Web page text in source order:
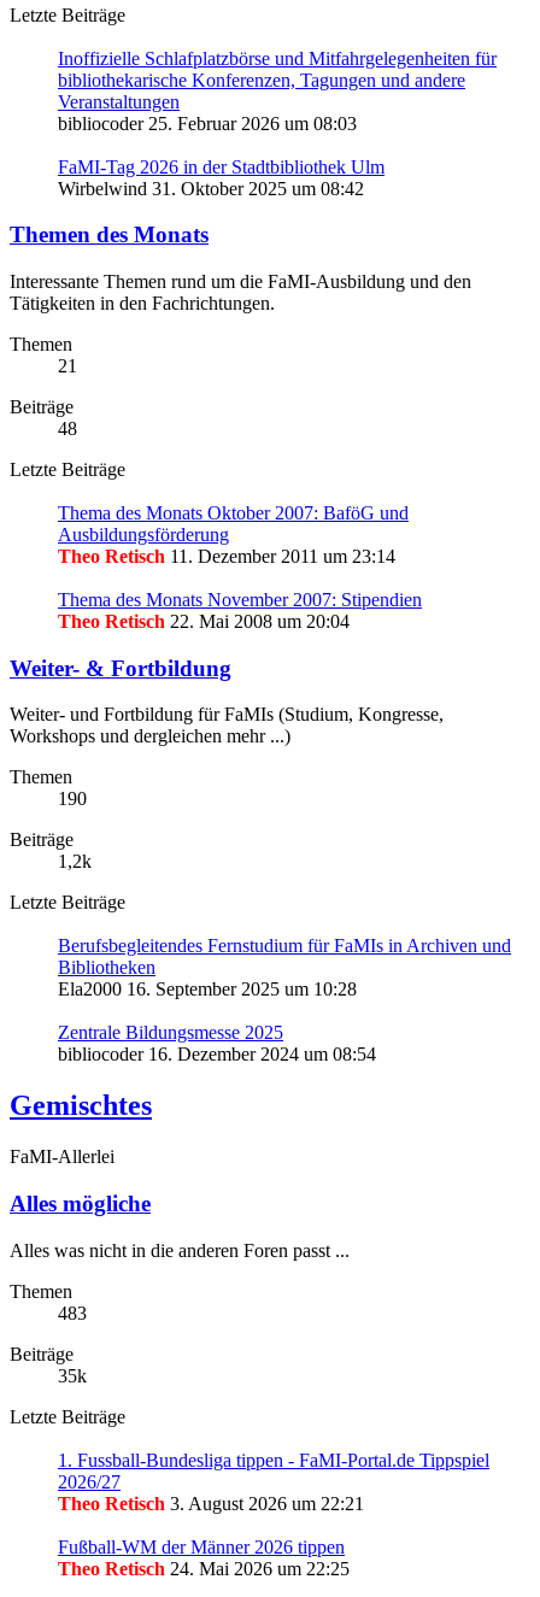
Letzte Beiträge
Inoffizielle Schlafplatzbörse und Mitfahrgelegenheiten für
bibliothekarische Konferenzen, Tagungen und andere
Veranstaltungen
bibliocoder 25. Februar 2026 um 08:03
FaMI-Tag 2026 in der Stadtbibliothek Ulm
Wirbelwind 31. Oktober 2025 um 08:42
Themen des Monats
Interessante Themen rund um die FaMI-Ausbildung und den
Tätigkeiten in den Fachrichtungen.
Themen
21
Beiträge
48
Letzte Beiträge
Thema des Monats Oktober 2007: BaföG und
Ausbildungsförderung
Theo Retisch 11. Dezember 2011 um 23:14
Thema des Monats November 2007: Stipendien
Theo Retisch 22. Mai 2008 um 20:04
Weiter- & Fortbildung
Weiter- und Fortbildung für FaMIs (Studium, Kongresse,
Workshops und dergleichen mehr ...)
Themen
190
Beiträge
1,2k
Letzte Beiträge
Berufsbegleitendes Fernstudium für FaMIs in Archiven und
Bibliotheken
Ela2000 16. September 2025 um 10:28
Zentrale Bildungsmesse 2025
bibliocoder 16. Dezember 2024 um 08:54
Gemischtes
FaMI-Allerlei
Alles mögliche
Alles was nicht in die anderen Foren passt ...
Themen
483
Beiträge
35k
Letzte Beiträge
1. Fussball-Bundesliga tippen - FaMI-Portal.de Tippspiel
2026/27
Theo Retisch 3. August 2026 um 22:21
Fußball-WM der Männer 2026 tippen
Theo Retisch 24. Mai 2026 um 22:25